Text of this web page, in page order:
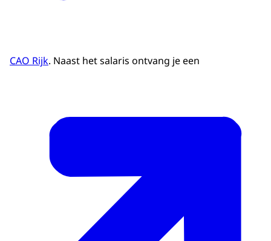
00:01:01:01 - 00:01:02:15
Iedereen kan onderwerpen aandragen die
zíj belangrijk vinden.
00:01:05:24 - 00:01:08:07
Kansen komen niet zomaar uit de lucht
00:01:08:07 - 00:01:10:22
Die moet je grijpen.
CAO Rijk. Naast het salaris ontvang je een